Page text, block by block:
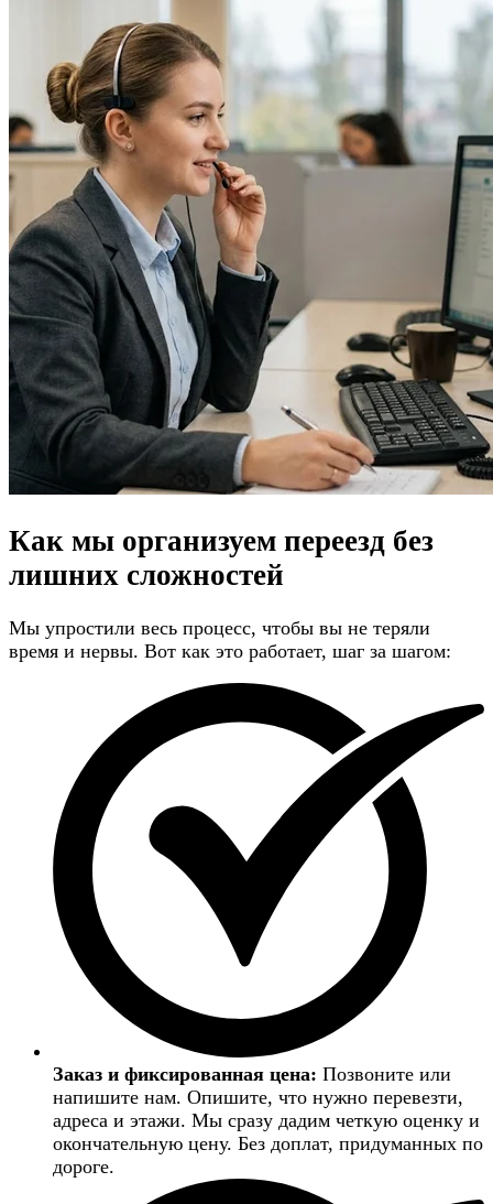
Как мы организуем переезд без
лишних сложностей
Мы упростили весь процесс, чтобы вы не теряли
время и нервы. Вот как это работает, шаг за шагом:
Заказ и фиксированная цена: Позвоните или
напишите нам. Опишите, что нужно перевезти,
адреса и этажи. Мы сразу дадим четкую оценку и
окончательную цену. Без доплат, придуманных по
дороге.